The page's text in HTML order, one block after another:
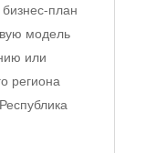
план
модель
или
региона